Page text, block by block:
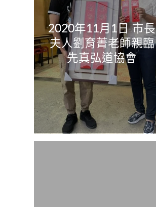
2020年11月1日 市長
夫人劉育菁老師親臨
先真弘道協會